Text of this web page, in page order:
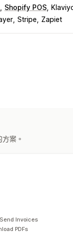
Shopify POS
Stripe Zapiet
幣別
加拿
案。
Invoices
PDFs